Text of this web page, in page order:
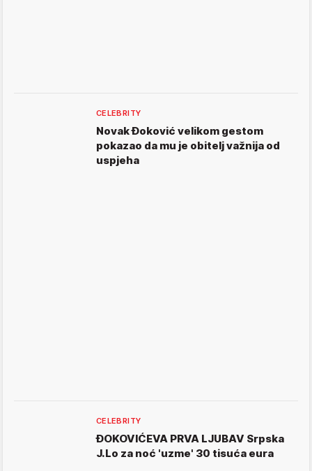
CELEBRITY
Novak Đoković velikom gestom
pokazao da mu je obitelj važnija od
uspjeha
CELEBRITY
ĐOKOVIĆEVA PRVA LJUBAV Srpska
J.Lo za noć 'uzme' 30 tisuća eura